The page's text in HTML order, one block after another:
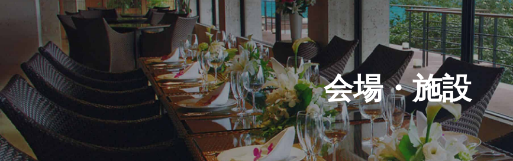
会場・施設